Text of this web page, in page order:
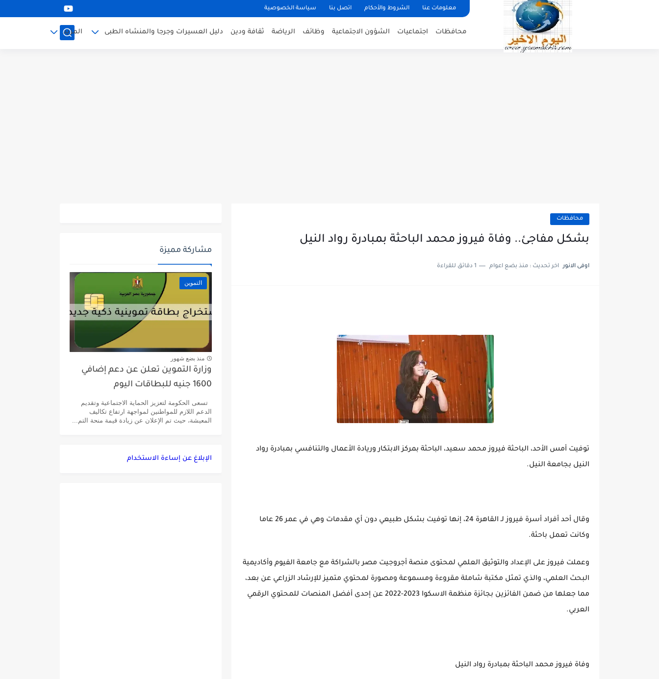
معلومات عنا الشروط والأحكام اتصل بنا سياسة الخصوصية
محافظات اجتماعيات الشؤون الاجتماعية وظائف الرياضة ثقافة ودين دليل العسيرات وجرجا والمنشاه الطبى المزيد
محافظات
بشكل مفاجئ.. وفاة فيروز محمد الباحثة بمبادرة رواد النيل
اوفى الانور اخر تحديث : منذ بضع اعوام 1 دقائق للقراءة
توفيت أمس الأحد، الباحثة فيروز محمد سعيد، الباحثة بمركز الابتكار وريادة الأعمال والتنافسي بمبادرة رواد
النيل بجامعة النيل.
وقال أحد أفراد أسرة فيروز لـ القاهرة 24، إنها توفيت بشكل طبيعي دون أي مقدمات وهي في عمر 26 عاما
وكانت تعمل باحثة.
وعملت فيروز على الإعداد والتوثيق العلمي لمحتوى منصة أجروجيت مصر بالشراكة مع جامعة الفيوم وأكاديمية
البحث العلمي، والذي تمثل مكتبة شاملة مقروءة ومسموعة ومصورة لمحتوي متميز للإرشاد الزراعي عن بعد،
مما جعلها من ضمن الفائزين بجائزة منظمة الاسكوا 2023-2022 عن إحدى أفضل المنصات للمحتوي الرقمي
العربي.
وفاة فيروز محمد الباحثة بمبادرة رواد النيل
مشاركة مميزة
التموين
منذ بضع شهور
وزارة التموين تعلن عن دعم إضافي
1600 جنيه للبطاقات اليوم
تسعى الحكومة لتعزيز الحماية الاجتماعية وتقديم
الدعم اللازم للمواطنين لمواجهة ارتفاع تكاليف
المعيشة، حيث تم الإعلان عن زيادة قيمة منحة التم...
الإبلاغ عن إساءة الاستخدام